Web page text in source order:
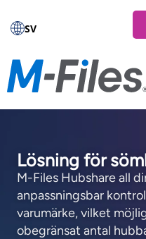
SV
Lösning för
M-Files Hubshare all
anpassningsbar
varumärke, vilket
obegränsat antal